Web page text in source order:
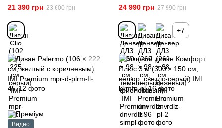
21 390 грн 23 600 грн
Premium
24 990 грн 27 990 грн
+7
Видео